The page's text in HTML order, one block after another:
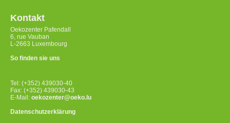
Kontakt
Oekozenter Pafendall
6, rue Vauban
L-2663 Luxembourg
So finden sie uns
Tel: (+352) 439030-40
Fax: (+352) 439030-43
E-Mail: oekozenter@oeko.lu
Datenschutzerklärung